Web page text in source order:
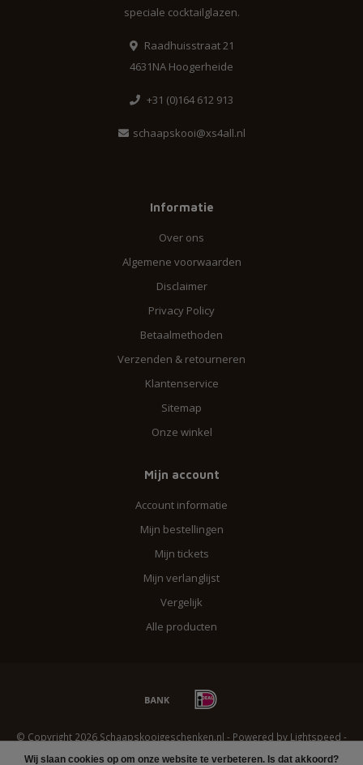
Wij slaan cookies op om onze website te verbeteren. Is dat akkoord?
speciale cocktailglazen.
Raadhuisstraat 21
4631NA Hoogerheide
+31 (0)164 612 913
schaapskooi@xs4all.nl
Informatie
Over ons
Algemene voorwaarden
Disclaimer
Privacy Policy
Betaalmethoden
Verzenden & retourneren
Klantenservice
Sitemap
Onze winkel
Mijn account
Account informatie
Mijn bestellingen
Mijn tickets
Mijn verlanglijst
Vergelijk
Alle producten
© Copyright 2026 Schaapskooigeschenken.nl - Powered by Lightspeed -
Lightspeed designbyDyvelopment